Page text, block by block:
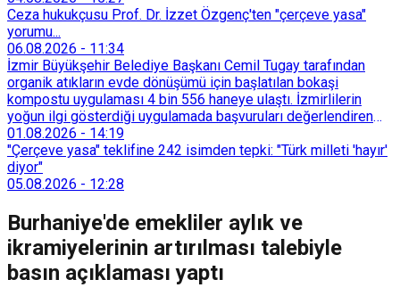
Ceza hukukçusu Prof. Dr. İzzet Özgenç'ten "çerçeve yasa"
yorumu...
06.08.2026 - 11:34
İzmir Büyükşehir Belediye Başkanı Cemil Tugay tarafından
organik atıkların evde dönüşümü için başlatılan bokaşi
kompostu uygulaması 4 bin 556 haneye ulaştı. İzmirlilerin
yoğun ilgi gösterdiği uygulamada başvuruları değerlendiren
Tarımsal Hizmetler Dairesi Başkanlığı, farklı ilçelerde toplam
128 bokaşi kompost eğitimi düzenleyerek İzmirlileri
sürdürülebilir atık yönetimi sistemine dahil etti.
01.08.2026 - 14:19
"Çerçeve yasa" teklifine 242 isimden tepki: "Türk milleti 'hayır'
diyor"
05.08.2026 - 12:28
Burhaniye'de emekliler aylık ve
ikramiyelerinin artırılması talebiyle
basın açıklaması yaptı